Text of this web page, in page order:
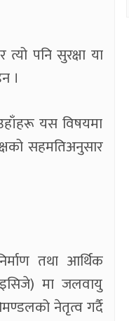
पनि सुरक्षा या
।
यस विषयमा
सहमतिअनुसार
तथा आर्थिक
मा जलवायु
नेतृत्व गर्दै